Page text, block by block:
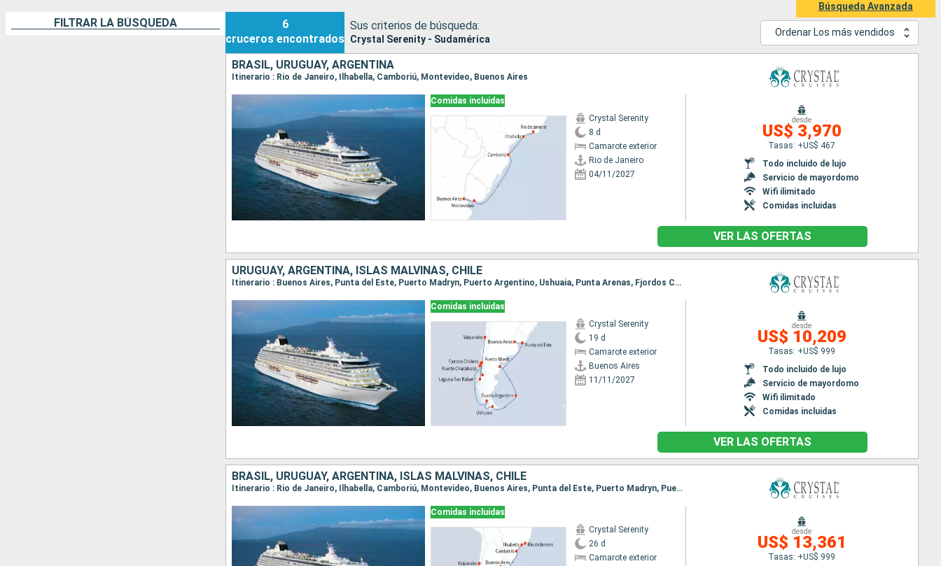
Búsqueda Avanzada
FILTRAR LA BÚSQUEDA
6
cruceros encontrados
Sus criterios de búsqueda:
Crystal Serenity - Sudamérica
Ordenar Los más vendidos
BRASIL, URUGUAY, ARGENTINA
Itinerario : Rio de Janeiro, Ilhabella, Camboriú, Montevideo, Buenos Aires
Comidas incluidas
Crystal Serenity
8 d
Camarote exterior
Rio de Janeiro
04/11/2027
desde
US$ 3,970
Tasas: +US$ 467
Todo incluido de lujo
Servicio de mayordomo
Wifi ilimitado
Comidas incluidas
VER LAS OFERTAS
URUGUAY, ARGENTINA, ISLAS MALVINAS, CHILE
Itinerario : Buenos Aires, Punta del Este, Puerto Madryn, Puerto Argentino, Ushuaia, Punta Arenas, Fjordos Chiliens, Laguna San Rafael, Puerto Chacabuco, Castro - Isla de Chili, Puerto Montt, Valparaíso
Comidas incluidas
Crystal Serenity
19 d
Camarote exterior
Buenos Aires
11/11/2027
desde
US$ 10,209
Tasas: +US$ 999
Todo incluido de lujo
Servicio de mayordomo
Wifi ilimitado
Comidas incluidas
VER LAS OFERTAS
BRASIL, URUGUAY, ARGENTINA, ISLAS MALVINAS, CHILE
Itinerario : Rio de Janeiro, Ilhabella, Camboriú, Montevideo, Buenos Aires, Punta del Este, Puerto Madryn, Puerto Argentino, Ushuaia, Punta Arenas, Fjordos Chiliens, Laguna San Rafael, Puerto Chacabuco, Castro - Isla de Chili, Puerto Montt, Valparaíso
Comidas incluidas
Crystal Serenity
26 d
Camarote exterior
desde
US$ 13,361
Tasas: +US$ 999